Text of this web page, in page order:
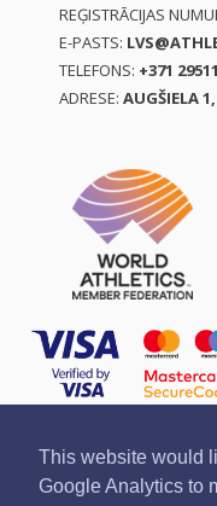
This website would
Google Analytics to
REĢISTRĀCIJAS
E-PASTS:
TELEFONS: +371
ADRESE: AUGŠIELA
Ziņo par pārkāpumu